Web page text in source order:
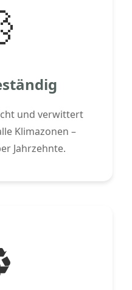
und verwittert
Klimazonen –
Jahrzehnte.